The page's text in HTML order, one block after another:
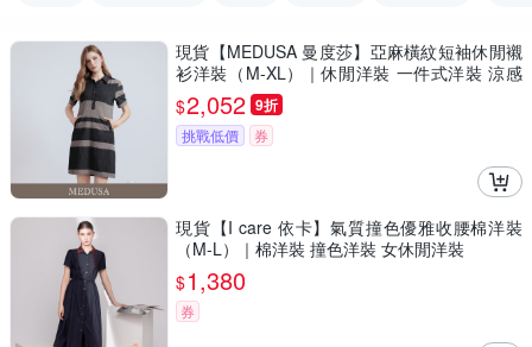
現貨【MEDUSA 曼度莎】亞麻橫紋短袖休閒襯
衫洋裝（M-XL）｜休閒洋裝 一件式洋裝 涼感
透氣亞麻
$2,052 9折
挑戰低價 券
現貨【I care 依卡】氣質撞色優雅收腰棉洋裝
（M-L）｜棉洋裝 撞色洋裝 女休閒洋裝
$1,380
券